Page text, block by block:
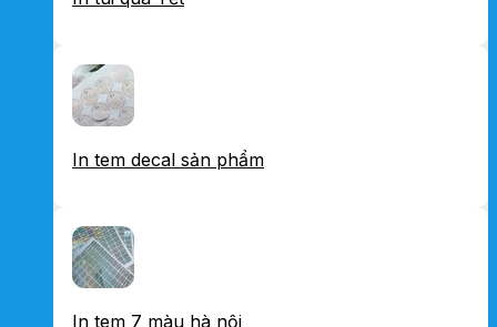
In tem decal sản phẩm
In tem 7 màu hà nội